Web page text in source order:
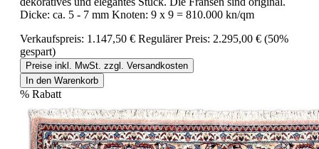
Dicke: ca. 5 - 7 mm Knoten: 9 x 9 = 810.000 kn/qm
Verkaufspreis: 1.147,50 € Regulärer Preis: 2.295,00 € (50%
gespart)
Preise inkl. MwSt. zzgl. Versandkosten
In den Warenkorb
% Rabatt